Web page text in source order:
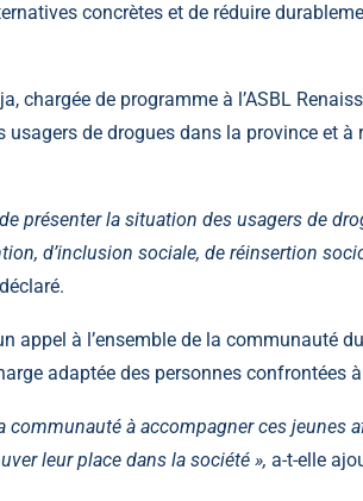
concrètes et de réduire
chargée de programme à l’ASBL
de drogues dans la province et
présenter la situation des usagers de
d’inclusion sociale, de réinsertion
appel à l’ensemble de la communauté
adaptée des personnes confrontées
communauté à accompagner ces jeunes
leur place dans la société », a-t-elle